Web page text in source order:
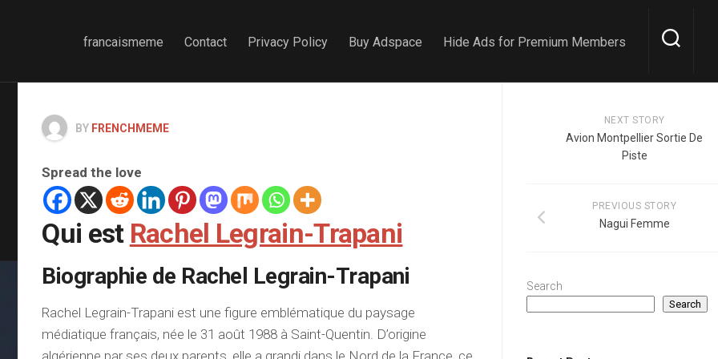
francaismeme Contact Privacy Policy Buy Adspace Hide Ads for Premium Members
BY FRENCHMEME
Spread the love
Qui est Rachel Legrain-Trapani
Biographie de Rachel Legrain-Trapani
Rachel Legrain-Trapani est une figure emblématique du paysage
médiatique français, née le 31 août 1988 à Saint-Quentin. D’origine
algérienne par ses deux parents, elle a grandi dans le Nord de la France, ce
NEXT STORY
Avion Montpellier Sortie De
Piste
PREVIOUS STORY
Nagui Femme
Search
Search